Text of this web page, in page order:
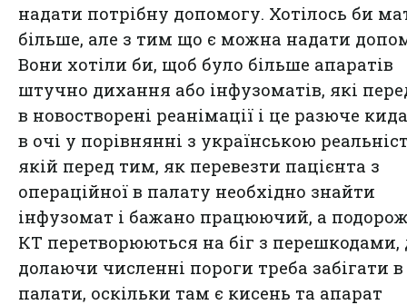
надати потрібну допомогу. Хотілось би
більше, але з тим що є можна надати
Вони хотіли би, щоб було більше апаратів
штучно дихання або інфузоматів, які
в новостворені реанімації і це разюче
в очі у порівнянні з українською
якій перед тим, як перевезти пацієнта з
операційної в палату необхідно знайти
інфузомат і бажано працюючий, а
КТ перетворюються на біг з перешкодами,
долаючи численні пороги треба забігати в
палати, оскільки там є кисень та апарат